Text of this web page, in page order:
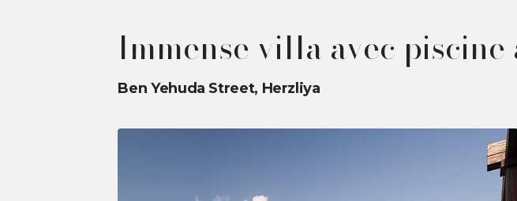
Immense villa avec
Ben Yehuda Street, Herzliya